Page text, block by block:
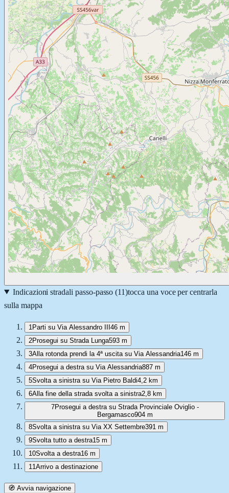
Indicazioni stradali passo-passo (11)tocca una voce per centrarla
sulla mappa
1 Parti su Via Alessandro III46 m
2Prosegui su Strada Lunga593 m
3Alla rotonda prendi la 4ª uscita su Via Alessandria146 m
4Prosegui a destra su Via Alessandria887 m
5Svolta a sinistra su Via Pietro Baldi4,2 km
6Alla fine della strada svolta a sinistra2,8 km
7Prosegui a destra su Strada Provinciale Oviglio -
Bergamasco904 m
8Svolta a sinistra su Via XX Settembre391 m
9Svolta tutto a destra15 m
10Svolta a destra16 m
11Arrivo a destinazione
🧭 Avvia navigazione